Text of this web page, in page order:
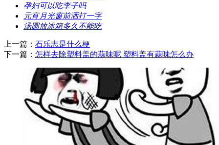
​孕妇可以吃李子吗
​元宵月光窗前洒打一字
​汤圆放冰箱多久不能吃
上一篇： ​石乐志是什么梗
下一篇： ​怎样去除塑料盖的蒜味呢 塑料盖有蒜味怎么办